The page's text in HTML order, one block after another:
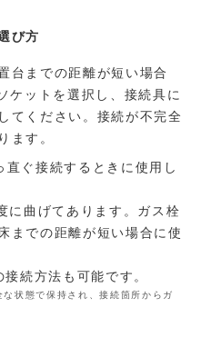
び方
台までの距離が短い場合
ケットを選択し、接続具に
てください。接続が不完全
ます。
ぐ接続するときに使用し
に曲げてあります。ガス栓
までの距離が短い場合に使
続方法も可能です。
状態で保持され、接続箇所からガ